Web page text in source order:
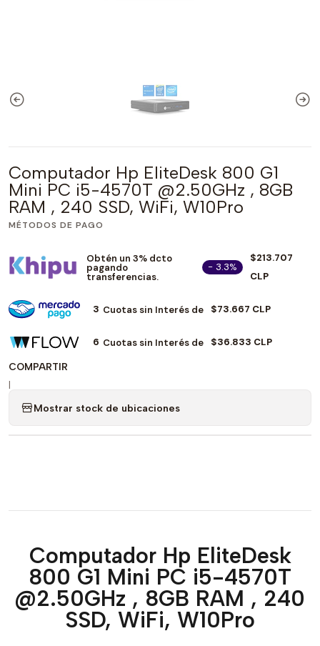
Computador Hp EliteDesk 800 G1
Mini PC i5-4570T @2.50GHz , 8GB
RAM , 240 SSD, WiFi, W10Pro
MÉTODOS DE PAGO
Obtén un 3% dcto
pagando
transferencias.
- 3.3%
$213.707
CLP
3 Cuotas sin Interés de $73.667 CLP
6 Cuotas sin Interés de $36.833 CLP
COMPARTIR
|
Mostrar stock de ubicaciones
Computador Hp EliteDesk
800 G1 Mini PC i5-4570T
@2.50GHz , 8GB RAM , 240
SSD, WiFi, W10Pro